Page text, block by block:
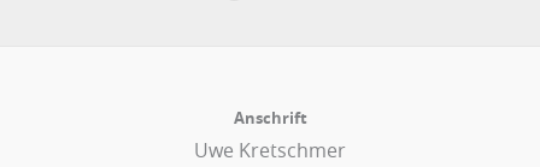
Anschrift
Uwe Kretschmer